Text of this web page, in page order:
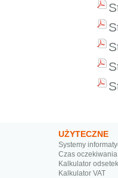
UŻYTECZNE
Systemy
Czas
Kalkulator
Kalkulator VAT